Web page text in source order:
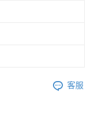
客服